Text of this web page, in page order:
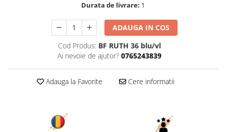
Durata de livrare: 1
ADAUGA IN COS
Cod Produs: BF RUTH 36 blu/vl
Ai nevoie de ajutor? 0765243839
Adauga la Favorite Cere informatii